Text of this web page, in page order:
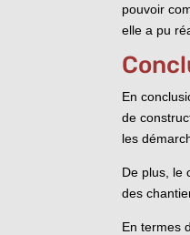
pouvoir
elle a pu
En
de
les
De plus, le
des
En termes